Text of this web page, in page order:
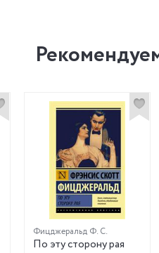
Фицджеральд Ф. С.
По эту сторону рая